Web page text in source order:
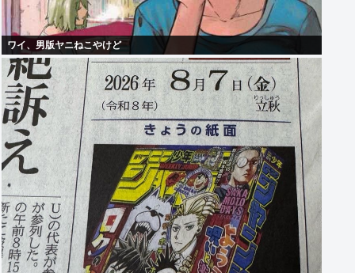
ワイ、男版ヤニねこやけど